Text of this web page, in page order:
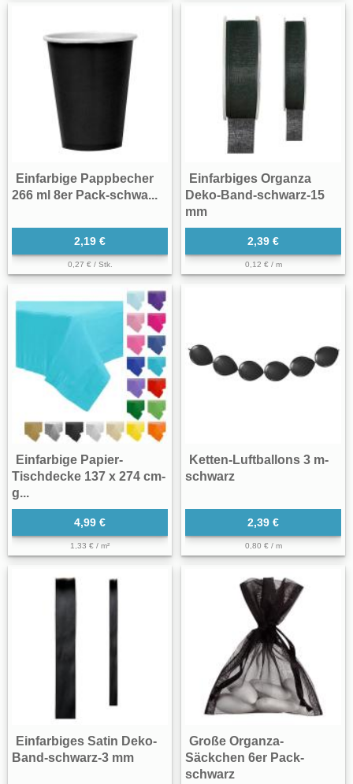
Einfarbige Pappbecher
266 ml 8er Pack-schwa...
2,19 €
0,27 € / Stk.
Einfarbiges Organza
Deko-Band-schwarz-15
mm
2,39 €
0,12 € / m
Einfarbige Papier-
Tischdecke 137 x 274 cm-
g...
4,99 €
1,33 € / m²
Ketten-Luftballons 3 m-
schwarz
2,39 €
0,80 € / m
Einfarbiges Satin Deko-
Band-schwarz-3 mm
Große Organza-
Säckchen 6er Pack-
schwarz